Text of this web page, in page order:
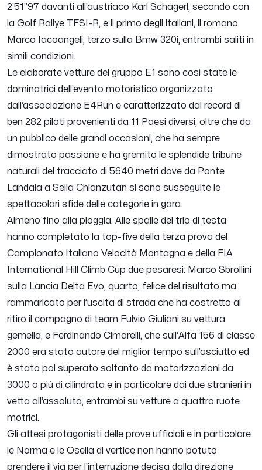
2’51”97 davanti all’austriaco Karl Schagerl, secondo con
la Golf Rallye TFSI-R, e il primo degli italiani, il romano
Marco Iacoangeli, terzo sulla Bmw 320i, entrambi saliti in
simili condizioni.
Le elaborate vetture del gruppo E1 sono così state le
dominatrici dell’evento motoristico organizzato
dall’associazione E4Run e caratterizzato dal record di
ben 282 piloti provenienti da 11 Paesi diversi, oltre che da
un pubblico delle grandi occasioni, che ha sempre
dimostrato passione e ha gremito le splendide tribune
naturali del tracciato di 5640 metri dove da Ponte
Landaia a Sella Chianzutan si sono susseguite le
spettacolari sfide delle categorie in gara.
Almeno fino alla pioggia. Alle spalle del trio di testa
hanno completato la top-five della terza prova del
Campionato Italiano Velocità Montagna e della FIA
International Hill Climb Cup due pesaresi: Marco Sbrollini
sulla Lancia Delta Evo, quarto, felice del risultato ma
rammaricato per l’uscita di strada che ha costretto al
ritiro il compagno di team Fulvio Giuliani su vettura
gemella, e Ferdinando Cimarelli, che sull’Alfa 156 di classe
2000 era stato autore del miglior tempo sull’asciutto ed
è stato poi superato soltanto da motorizzazioni da
3000 o più di cilindrata e in particolare dai due stranieri in
vetta all’assoluta, entrambi su vetture a quattro ruote
motrici.
Gli attesi protagonisti delle prove ufficiali e in particolare
le Norma e le Osella di vertice non hanno potuto
prendere il via per l’interruzione decisa dalla direzione